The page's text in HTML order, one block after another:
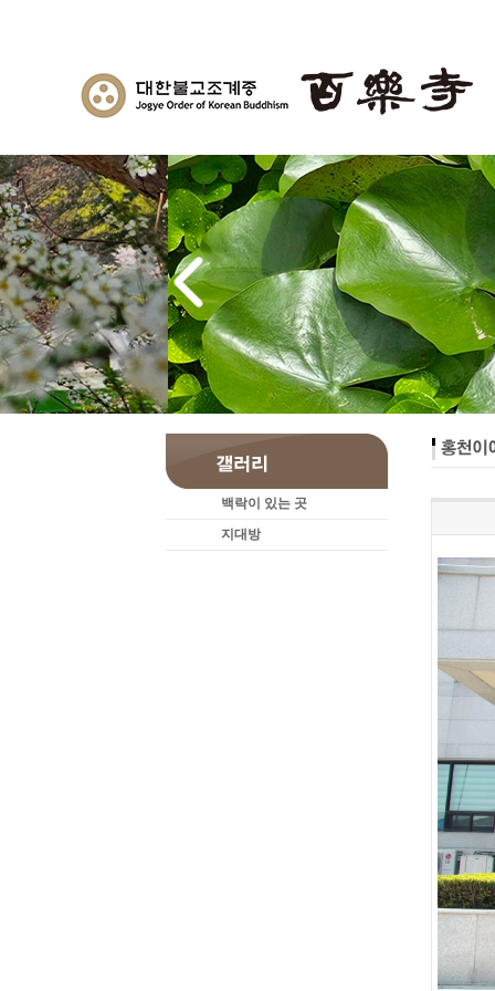
백락이 있는 곳
지대방